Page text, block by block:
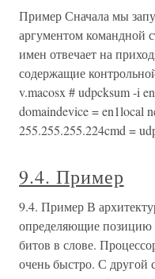
Пример Сначала мы
аргументом командной
имен отвечает на
содержащие
v.macosx # udpcksum -i
domaindevice = en1local
255.255.255.224cmd =
9.4. Пример
9.4. Пример В
определяющие позицию
битов в слове.
очень быстро. С другой